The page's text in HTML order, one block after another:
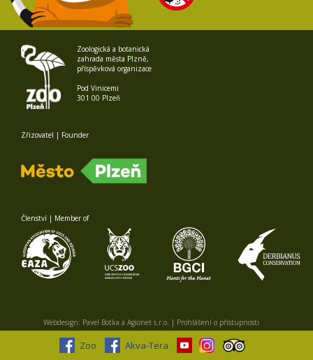
Zoologická a botanická
zahrada města Plzně,
příspěvková organizace
Pod Vinicemi
301 00 Plzeň
Zřizovatel | Founder
Členství | Member of
Webdesign: Pavel Botka a Agionet s.r.o. | Prohlášení o přístupnosti
Zoo Akva-Tera